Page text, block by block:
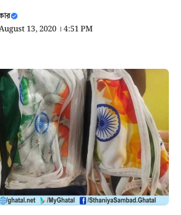
13, 2020 । 4:51 PM